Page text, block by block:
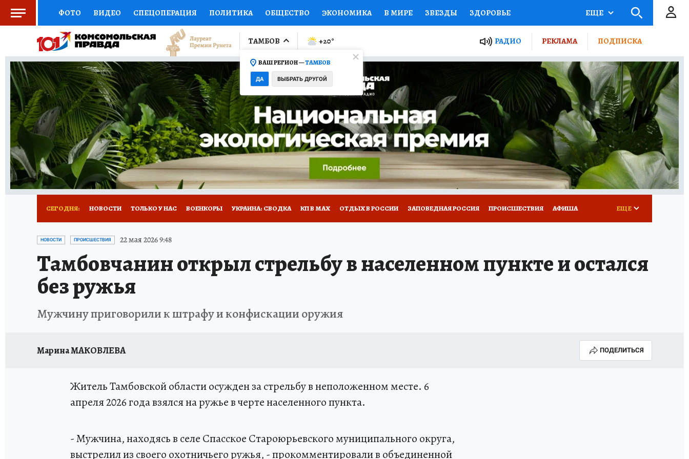
ФОТО ВИДЕО СПЕЦОПЕРАЦИЯ ПОЛИТИКА ОБЩЕСТВО ЭКОНОМИКА В МИРЕ ЗВЕЗДЫ ЗДОРОВЬЕ
СОЦПОДДЕРЖКА НАУКА СПОРТ КОЛУМНИСТЫ ПРОИСШЕСТВИЯ НАЦИОНАЛЬНЫЕ ПРОЕКТЫ РОССИИ
ВЫБОР ЭКСПЕРТОВ ДОКТОР ФИНАНСЫ ОТКРЫВАЕМ МИР Я ЗНАЮ СЕМЬЯ ЖЕНСКИЕ СЕКРЕТЫ ПУТЕВОДИТЕЛЬ
КНИЖНАЯ ПОЛКА ПРОГНОЗЫ НА СПОРТ ПРОМОКОДЫ СЕРИАЛЫ СПЕЦПРОЕКТЫ ДЕФИЦИТ ЖЕЛЕЗА ТУРИЗМ
ПРЕСС-ЦЕНТР НЕДВИЖИМОСТЬ ТЕЛЕВИЗОР КОЛЛЕКЦИИ КОНКУРСЫ РАБОТА У НАС ГИД ПОТРЕБИТЕЛЯ ВСЕ О КП
РАДИО КП ТЕСТЫ НОВОЕ НА САЙТЕ РЕКЛАМА
ЕЩЕ
ТАМБОВ
ВАШ РЕГИОН —ТАМБОВ
ДА ВЫБРАТЬ ДРУГОЙ
+20° РАДИО РЕКЛАМА ПОДПИСКА
СЕГОДНЯ: НОВОСТИ ТОЛЬКО У НАС ВОЕНКОРЫ УКРАИНА: СВОДКА КП В МАХ ОТДЫХ В РОССИИ ЗАПОВЕДНАЯ РОССИЯ ПРОИСШЕСТВИЯ АФИША
ИСПЫТАНО НА СЕБЕ
ЕЩЕ
НОВОСТИ ПРОИСШЕСТВИЯ 22 мая 2026 9:48
Тамбовчанин открыл стрельбу в населенном пункте и остался
без ружья
Мужчину приговорили к штрафу и конфискации оружия
Марина МАКОВЛЕВА ПОДЕЛИТЬСЯ
Житель Тамбовской области осужден за стрельбу в неположенном месте. 6
апреля 2026 года взялся на ружье в черте населенного пункта.
- Мужчина, находясь в селе Спасское Староюрьевского муниципального округа,
выстрелил из своего охотничьего ружья, - прокомментировали в объединенной